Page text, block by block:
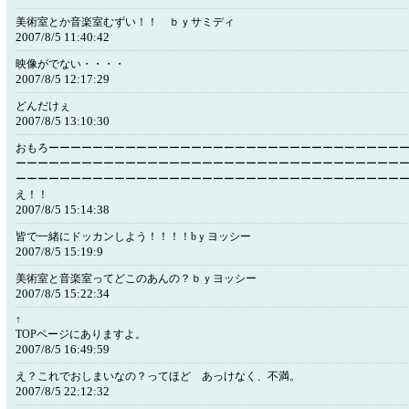
美術室とか音楽室むずい！！ ｂｙサミディ
2007/8/5 11:40:42
映像がでない・・・・
2007/8/5 12:17:29
どんだけぇ
2007/8/5 13:10:30
おもろーーーーーーーーーーーーーーーーーーーーーーーーーーーーーーーー
ーーーーーーーーーーーーーーーーーーーーーーーーーーーーーーーーーーー
ーーーーーーーーーーーーーーーーーーーーーーーーーーーーーーーーーーー
え！！
2007/8/5 15:14:38
皆で一緒にドッカンしよう！！！！bｙヨッシー
2007/8/5 15:19:9
美術室と音楽室ってどこのあんの？ｂｙヨッシー
2007/8/5 15:22:34
↑
TOPページにありますよ。
2007/8/5 16:49:59
え？これでおしまいなの？ってほど あっけなく、不満。
2007/8/5 22:12:32